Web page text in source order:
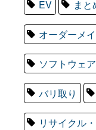
EV まと
オーダーメ
ソフトウェア
バリ取り
リサイクル